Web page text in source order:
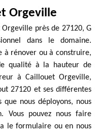
Orgeville
près de 27120, G
dans le domaine.
à rénover ou à construire,
qualité à la hauteur de
à Caillouet Orgeville,
27120 et ses différentes
nous déployons, nous
Vous pouvez nous faire
le formulaire ou en nous